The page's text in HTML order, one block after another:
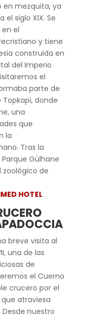
en mezquita, ya
siglo XIX. Se
el
y tiene
construida en
del Imperio
el
parte de
Topkapi, donde
una
que
la
Tras la
Gülhane
de
HOTEL
breve visita al
una de las
de
el Cuerno
crucero por el
atraviesa
Desde nuestro